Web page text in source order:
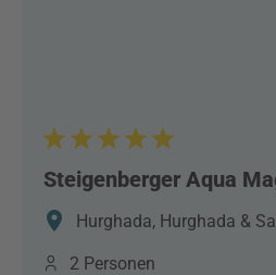
Steigenberger Aqua
Hurghada, Hurghada &
2 Personen